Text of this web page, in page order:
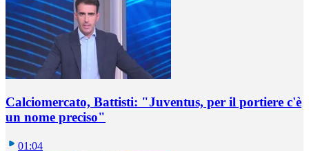
Calciomercato, Battisti: "Juventus, per il portiere c'è
un nome preciso"
01:04